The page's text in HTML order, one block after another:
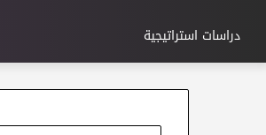
دراسات استراتيجية